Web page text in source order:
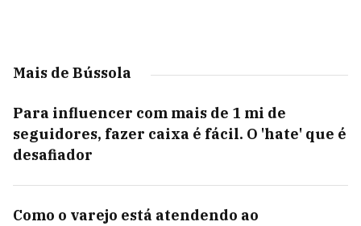
Mais de Bússola
Para influencer com mais de 1 mi de
seguidores, fazer caixa é fácil. O 'hate' que é
desafiador
Como o varejo está atendendo ao